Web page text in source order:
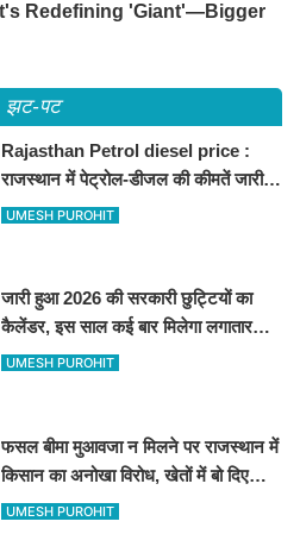
झट-पट
Rajasthan Petrol diesel price :
राजस्थान में पेट्रोल-डीजल की कीमतें जारी,
जानिए बीकानेर समेत पुरे प्रदेश में नए रेट
UMESH PUROHIT
जारी हुआ 2026 की सरकारी छुट्टियों का
कैलेंडर, इस साल कई बार मिलेगा लगातार
अवकाश, देखें
UMESH PUROHIT
फसल बीमा मुआवजा न मिलने पर राजस्थान में
किसान का अनोखा विरोध, खेतों में बो दिए
500-500 रुपए के नोट, वीडियो वायरल
UMESH PUROHIT